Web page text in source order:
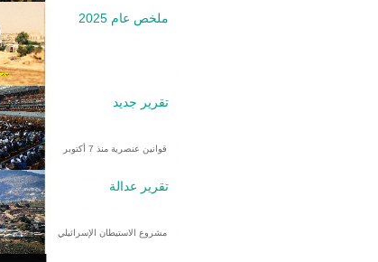
ملخص عام 2025
تقرير جديد
قوانين عنصرية منذ 7 أكتوبر
تقرير عدالة
مشروع الاستيطان الإسرائيلي